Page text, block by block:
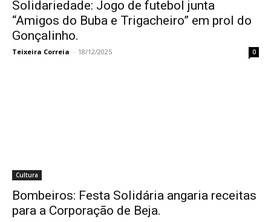
Solidariedade: Jogo de futebol junta
“Amigos do Buba e Trigacheiro” em prol do
Gonçalinho.
Teixeira Correia - 18/12/2025 0
Cultura
Bombeiros: Festa Solidária angaria receitas
para a Corporação de Beja.